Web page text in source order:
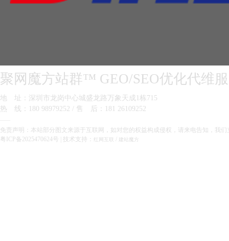
聚网魔方站群™ GEO/SEO优化代维
地 址：深圳市龙岗中心城盛龙路万象天成1栋715
热 线：180 98979252 / 售 后：181 26109252
免责声明：本站部分图文来源于互联网，如对您的权益构成侵权，请来电告知，我们
粤ICP备2025470624号
| 技术支持： 红网互联 建站魔方